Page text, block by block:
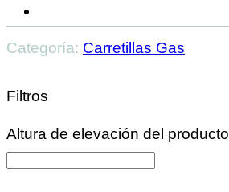
Categoría: Carretillas Gas
Filtros
Altura de elevación del producto